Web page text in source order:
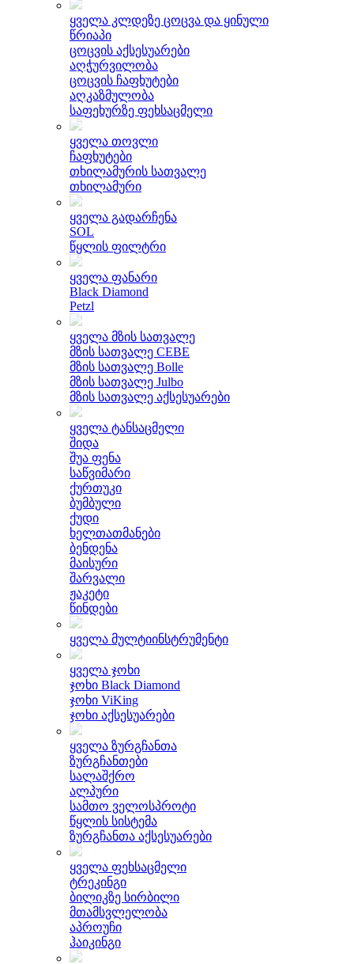
ყველა კლდეზე ცოცვა და ყინული
წრიაპი
ცოცვის აქსესუარები
აღჭურვილობა
ცოცვის ჩაფხუტები
აღკაზმულობა
საფეხურზე ფეხსაცმელი
ყველა თოვლი
ჩაფხუტები
თხილამურის სათვალე
თხილამური
ყველა გადარჩენა
SOL
წყლის ფილტრი
ყველა ფანარი
Black Diamond
Petzl
ყველა მზის სათვალე
მზის სათვალე CEBE
მზის სათვალე Bolle
მზის სათვალე Julbo
მზის სათვალე აქსესუარები
ყველა ტანსაცმელი
შიდა
შუა ფენა
საწვიმარი
ქურთუკი
ბუმბული
ქუდი
ხელთათმანები
ბენდენა
მაისური
შარვალი
ჟაკეტი
წინდები
ყველა მულტიინსტრუმენტი
ყველა ჯოხი
ჯოხი Black Diamond
ჯოხი ViKing
ჯოხი აქსესუარები
ყველა ზურგჩანთა
ზურგჩანთები
სალაშქრო
ალპური
სამთო ველოსპროტი
წყლის სისტემა
ზურგჩანთა აქსესუარები
ყველა ფეხსაცმელი
ტრეკინგი
ბილიკზე სირბილი
მთამსვლელობა
აპროუჩი
ჰაიკინგი